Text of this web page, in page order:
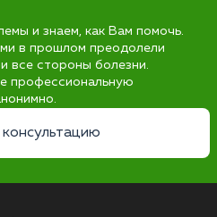
и знаем, как Вам помочь.
в прошлом преодолели
все стороны болезни.
профессиональную